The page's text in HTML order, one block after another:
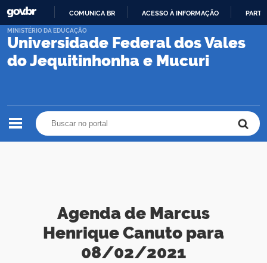
PARA
CONTEÚDO
COMUNICA BR ACESSO À INFORMAÇÃO
Universidade Federal dos Vales
do Jequitinhonha e Mucuri
MINISTÉRIO DA EDUCAÇÃO
Agenda de Marcus
Henrique Canuto para
08/02/2021